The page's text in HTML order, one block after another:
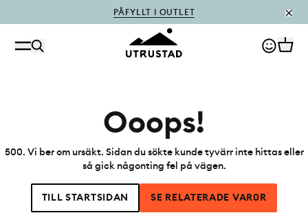
PÅFYLLT I OUTLET
Ooops!
500. Vi ber om ursäkt. Sidan du sökte kunde tyvärr inte hittas eller
så gick någonting fel på vägen.
TILL STARTSIDAN SE RELATERADE VAR0R